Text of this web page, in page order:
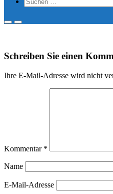
Search
nach:
Primary
Primary
Schreiben Sie einen
Ihre E-Mail-Adresse wird nicht
Kommentar *
Name
E-Mail-Adresse